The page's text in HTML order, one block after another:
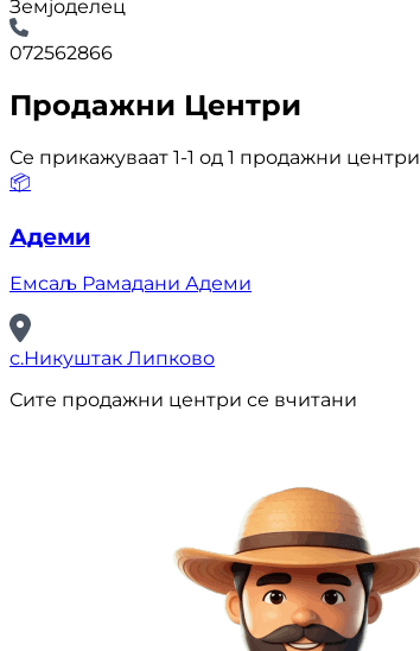
Земјоделец
072562866
Продажни Центри
Се прикажуваат 1-1 од 1 продажни центри
📦
Адеми
Емсаљ Рамадани Адеми
с.Никуштак Липково
Сите продажни центри се вчитани